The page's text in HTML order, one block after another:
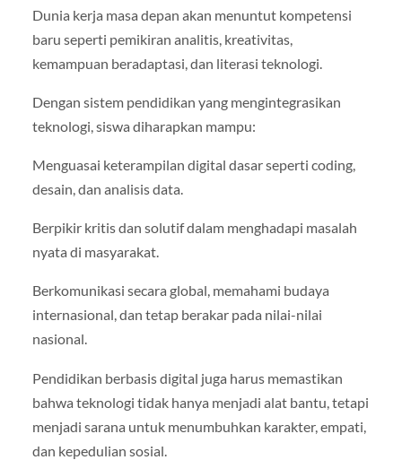
Dunia kerja masa depan akan menuntut kompetensi
baru seperti pemikiran analitis, kreativitas,
kemampuan beradaptasi, dan literasi teknologi.
Dengan sistem pendidikan yang mengintegrasikan
teknologi, siswa diharapkan mampu:
Menguasai keterampilan digital dasar seperti coding,
desain, dan analisis data.
Berpikir kritis dan solutif dalam menghadapi masalah
nyata di masyarakat.
Berkomunikasi secara global, memahami budaya
internasional, dan tetap berakar pada nilai-nilai
nasional.
Pendidikan berbasis digital juga harus memastikan
bahwa teknologi tidak hanya menjadi alat bantu, tetapi
menjadi sarana untuk menumbuhkan karakter, empati,
dan kepedulian sosial.